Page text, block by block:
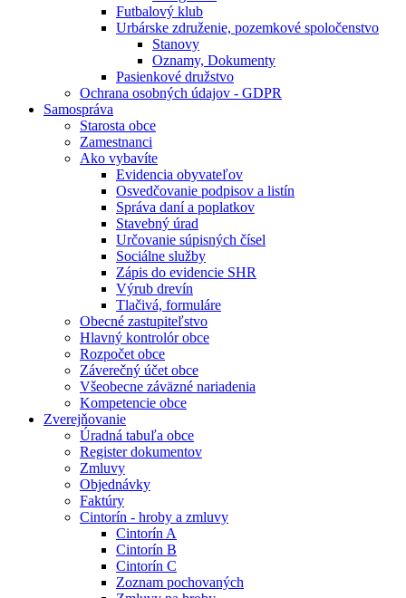
Futbalový klub
Urbárske združenie, pozemkové spoločenstvo
Stanovy
Oznamy, Dokumenty
Pasienkové družstvo
Ochrana osobných údajov - GDPR
Samospráva
Starosta obce
Zamestnanci
Ako vybavíte
Evidencia obyvateľov
Osvedčovanie podpisov a listín
Správa daní a poplatkov
Stavebný úrad
Určovanie súpisných čísel
Sociálne služby
Zápis do evidencie SHR
Výrub drevín
Tlačivá, formuláre
Obecné zastupiteľstvo
Hlavný kontrolór obce
Rozpočet obce
Záverečný účet obce
Všeobecne záväzné nariadenia
Kompetencie obce
Zverejňovanie
Úradná tabuľa obce
Register dokumentov
Zmluvy
Objednávky
Faktúry
Cintorín - hroby a zmluvy
Cintorín A
Cintorín B
Cintorín C
Zoznam pochovaných